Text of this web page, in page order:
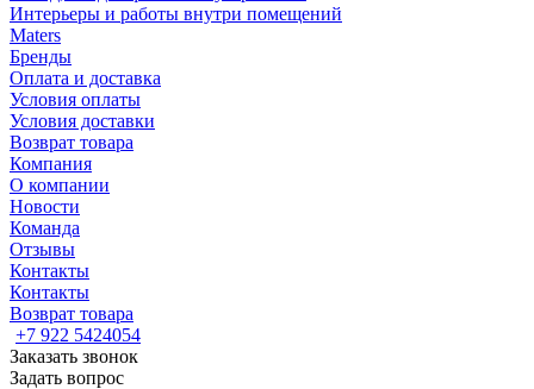
Интерьеры и работы внутри помещений
Maters
Бренды
Оплата и доставка
Условия оплаты
Условия доставки
Возврат товара
Компания
О компании
Новости
Команда
Отзывы
Контакты
Контакты
Возврат товара
+7 922 5424054
Заказать звонок
Задать вопрос